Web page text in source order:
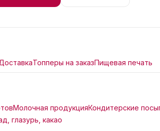
Топперы на заказПищевая печать
Молочная продукцияКондитерские
глазурь, какао